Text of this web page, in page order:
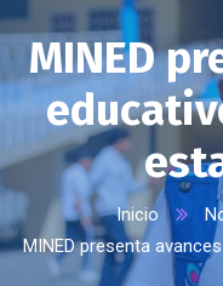
MINED
Inicio
MINED presenta